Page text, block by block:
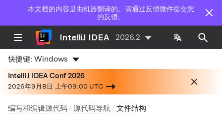
本文档的内容是由机器翻译的。请通过反馈微件提交您
的反馈。
IntelliJ IDEA 2026.2
快捷键:Windows
IntelliJ IDEA Conf 2026
2026年9月8日 上午09:00 UTC
编写和编辑源代码 源代码导航 文件结构